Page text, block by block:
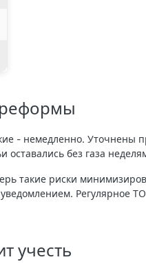
- немедленно. Уточнены
без газа
такие риски
Регулярное ТО
учесть